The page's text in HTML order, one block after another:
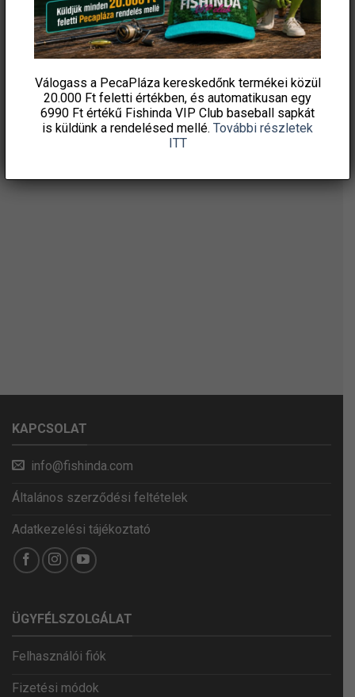
ÉRTESÜLJ ELSŐKÉNT! IRATKOZZ FEL A
HÍRLEVELÜNKRE!
KAPCSOLAT
info@fishinda.com
Általános szerződési feltételek
Adatkezelési tájékoztató
ÜGYFÉLSZOLGÁLAT
Felhasználói fiók
Fizetési módok
Válogass a PecaPláza kereskedőnk termékei közül
20.000 Ft feletti értékben, és automatikusan egy
6990 Ft értékű Fishinda VIP Club baseball sapkát
is küldünk a rendelésed mellé. További részletek
ITT